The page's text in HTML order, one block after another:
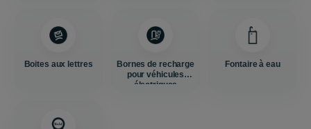
Boites aux lettres
Bornes de recharge
pour véhicules
électriques
Fontaire à eau